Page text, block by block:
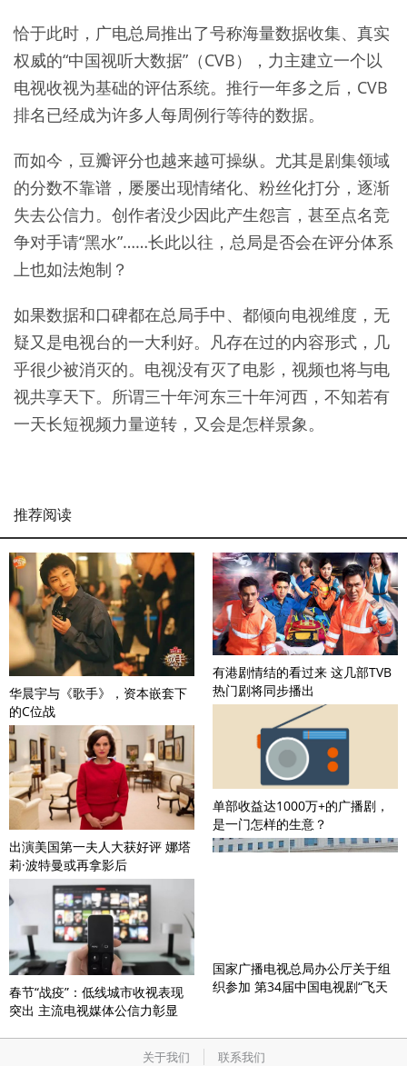
恰于此时，广电总局推出了号称海量数据收集、真实
权威的“中国视听大数据”（CVB），力主建立一个以
电视收视为基础的评估系统。推行一年多之后，CVB
排名已经成为许多人每周例行等待的数据。
而如今，豆瓣评分也越来越可操纵。尤其是剧集领域
的分数不靠谱，屡屡出现情绪化、粉丝化打分，逐渐
失去公信力。创作者没少因此产生怨言，甚至点名竞
争对手请“黑水”……长此以往，总局是否会在评分体系
上也如法炮制？
如果数据和口碑都在总局手中、都倾向电视维度，无
疑又是电视台的一大利好。凡存在过的内容形式，几
乎很少被消灭的。电视没有灭了电影，视频也将与电
视共享天下。所谓三十年河东三十年河西，不知若有
一天长短视频力量逆转，又会是怎样景象。
推荐阅读
华晨宇与《歌手》，资本嵌套下
的C位战
出演美国第一夫人大获好评 娜塔
莉·波特曼或再拿影后
春节“战疫”：低线城市收视表现
突出 主流电视媒体公信力彰显
有港剧情结的看过来 这几部TVB
热门剧将同步播出
单部收益达1000万+的广播剧，
是一门怎样的生意？
国家广播电视总局办公厅关于组
织参加 第34届中国电视剧“飞天
关于我们 联系我们